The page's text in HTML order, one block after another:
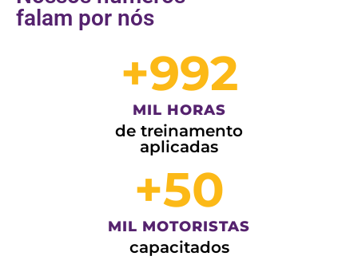
falam por nós
MIL HORAS
+992
de treinamento
aplicadas
MIL MOTORISTAS
+50
capacitados